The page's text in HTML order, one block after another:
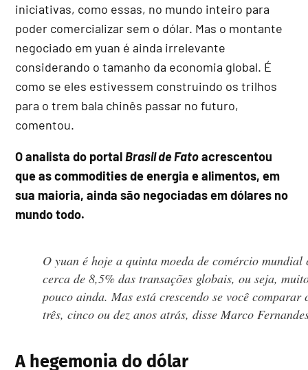
iniciativas, como essas, no mundo inteiro para
poder comercializar sem o dólar. Mas o montante
negociado em yuan é ainda irrelevante
considerando o tamanho da economia global. É
como se eles estivessem construindo os trilhos
para o trem bala chinês passar no futuro,
comentou.
O analista do portalBrasil de Fatoacrescentou
que as commodities de energia e alimentos, em
sua maioria, ainda são negociadas em dólares no
mundo todo.
O yuan é hoje a quinta moeda de comércio mundial
cerca de 8,5% das transações globais, ou seja,
pouco ainda. Mas está crescendo se você comparar
três, cinco ou dez anos atrás, disse Marco
A hegemonia do dólar